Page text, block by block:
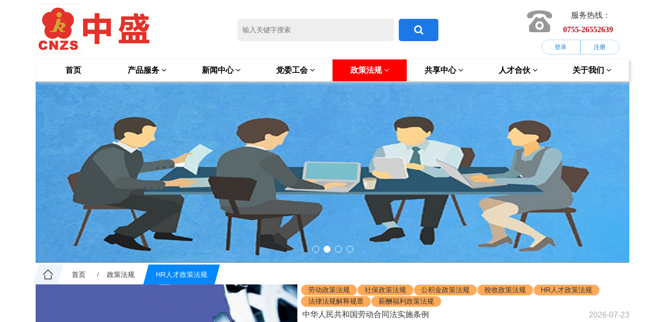
服务热线：
0755-26552639
首页 产品服务 新闻中心 党委工会 政策法规 共享中心 人才合伙 关于我们
登录 注册
首页 政策法规
HR人才政策法规
劳动政策法规
社保政策法规 公积金政策法规 稅收政策法规
HR人才政策法规
法律法规解释规章
薪酬福利政策法规
中华人民共和国劳动合同法实施条例 2026-07-23